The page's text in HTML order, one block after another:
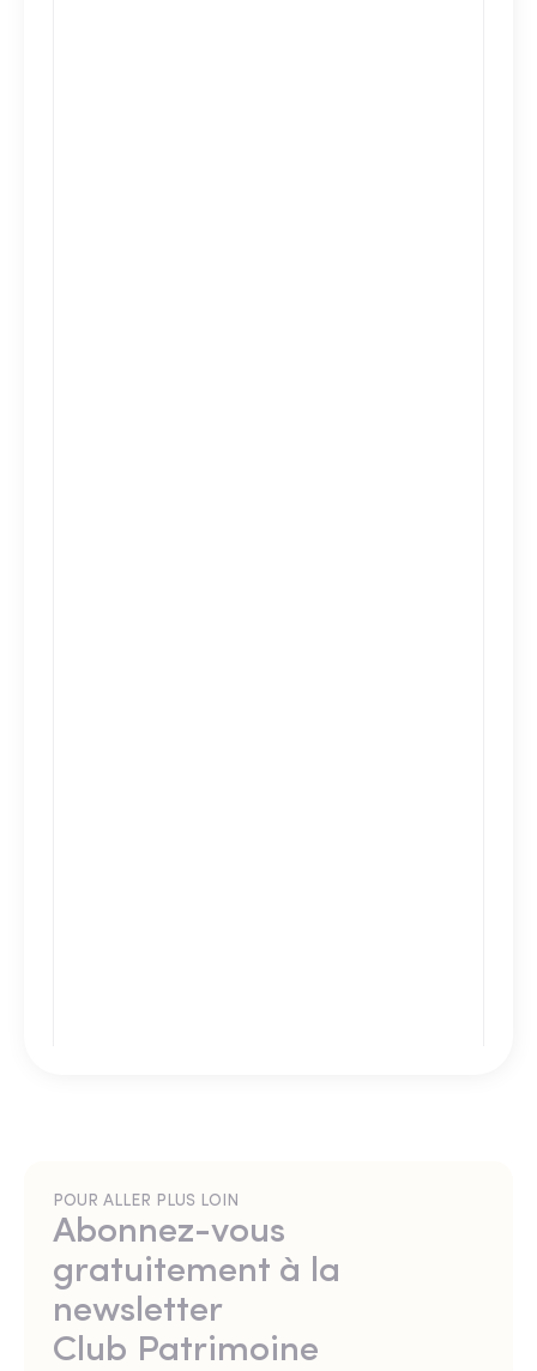
POUR ALLER PLUS LOIN
Abonnez-vous
gratuitement à la
newsletter
Club Patrimoine